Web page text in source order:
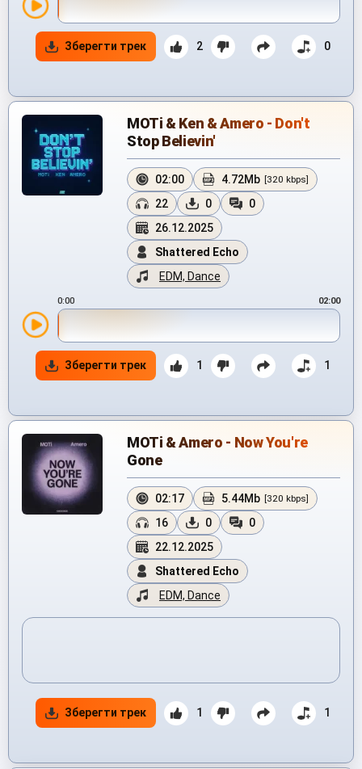
Зберегти трек 2 0
MOTi & Ken & Amero - Don't
Stop Believin'
02:00 4.72Mb [320 kbps]
22 0
0
26.12.2025
Shattered Echo
EDM, Dance
0:00 02:00
Зберегти трек 1 1
MOTi & Amero - Now You're
Gone
02:17 5.44Mb [320 kbps]
16 0
0
22.12.2025
Shattered Echo
EDM, Dance
Зберегти трек 1 1